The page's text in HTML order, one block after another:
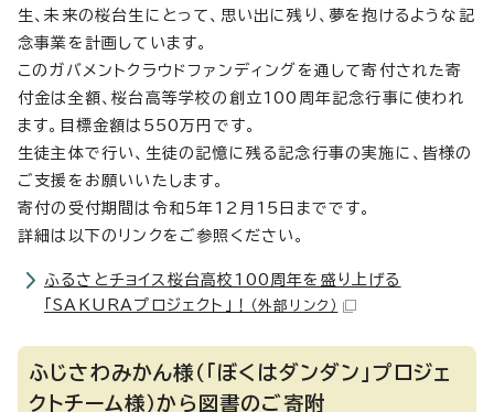
生、未来の桜台生にとって、思い出に残り、夢を抱けるような記
念事業を計画しています。
このガバメントクラウドファンディングを通して寄付された寄
付金は全額、桜台高等学校の創立100周年記念行事に使われ
ます。目標金額は550万円です。
生徒主体で行い、生徒の記憶に残る記念行事の実施に、皆様の
ご支援をお願いいたします。
寄付の受付期間は令和5年12月15日までです。
詳細は以下のリンクをご参照ください。
ふるさとチョイス桜台高校100周年を盛り上げる
「SAKURAプロジェクト」！
（外部リンク）
ふじさわみかん様（「ぼくはダンダン」プロジェ
クトチーム様）から図書のご寄附